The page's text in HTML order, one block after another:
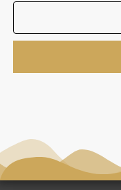
הסתמכות על תשואה
בלי להבין שוכר טבעי,
אי הבנת חוזה, וחוסר
סדר לפני שהלקוח
לפני